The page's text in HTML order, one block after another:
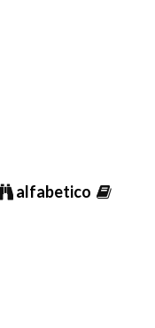
alfabetico